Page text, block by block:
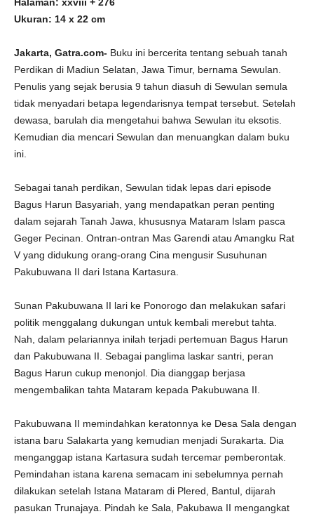
Ukuran: 14 x 22 cm
Jakarta, Gatra.com- Buku ini bercerita tentang sebuah tanah
Perdikan di Madiun Selatan, Jawa Timur, bernama Sewulan.
Penulis yang sejak berusia 9 tahun diasuh di Sewulan semula
tidak menyadari betapa legendarisnya tempat tersebut. Setelah
dewasa, barulah dia mengetahui bahwa Sewulan itu eksotis.
Kemudian dia mencari Sewulan dan menuangkan dalam buku
ini.
Sebagai tanah perdikan, Sewulan tidak lepas dari episode
Bagus Harun Basyariah, yang mendapatkan peran penting
dalam sejarah Tanah Jawa, khususnya Mataram Islam pasca
Geger Pecinan. Ontran-ontran Mas Garendi atau Amangku Rat
V yang didukung orang-orang Cina mengusir Susuhunan
Pakubuwana II dari Istana Kartasura.
Sunan Pakubuwana II lari ke Ponorogo dan melakukan safari
politik menggalang dukungan untuk kembali merebut tahta.
Nah, dalam pelariannya inilah terjadi pertemuan Bagus Harun
dan Pakubuwana II. Sebagai panglima laskar santri, peran
Bagus Harun cukup menonjol. Dia dianggap berjasa
mengembalikan tahta Mataram kepada Pakubuwana II.
Pakubuwana II memindahkan keratonnya ke Desa Sala dengan
istana baru Salakarta yang kemudian menjadi Surakarta. Dia
menganggap istana Kartasura sudah tercemar pemberontak.
Pemindahan istana karena semacam ini sebelumnya pernah
dilakukan setelah Istana Mataram di Plered, Bantul, dijarah
pasukan Trunajaya. Pindah ke Sala, Pakubawa II mengangkat